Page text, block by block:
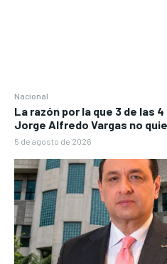
Nacional
La razón por la que 3 de las
Jorge Alfredo Vargas no
5 de agosto de 2026